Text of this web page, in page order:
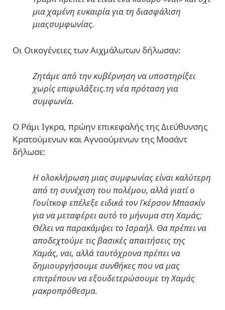
μια χαμένη ευκαιρία για τη διασφάλιση
μιαςσυμφωνίας.
Οι Οικογένειες των Αιχμάλωτων δήλωσαν:
Ζητάμε από την κυβέρνηση να υποστηρίξει
χωρίς επιφυλάξεις.τη νέα πρόταση για
συμφωνία.
Ο Ράμι Ιγκρα, πρώην επικεφαλής της Διεύθυνσης
Κρατούμενων και Αγνοούμενων της Μοσάντ
δήλωσε:
Η ολοκλήρωση μιας συμφωνίας είναι καλύτερη
από τη συνέχιση του πολέμου, αλλά γιατί ο
Γουίτκοφ επέλεξε ειδικά τον Γκέρσον Μπασκίν
για να μεταφέρει αυτό το μήνυμα στη Χαμάς;
Θέλει να παρακάμψει το Ισραήλ. Θα πρέπει να
αποδεχτούμε τις βασικές απαιτήσεις της
Χαμάς, ναι, αλλά ταυτόχρονα πρέπει να
δημιουργήσουμε συνθήκες που να μας
επιτρέπουν να εξουδετερώσουμε τη Χαμάς
μακροπρόθεσμα.